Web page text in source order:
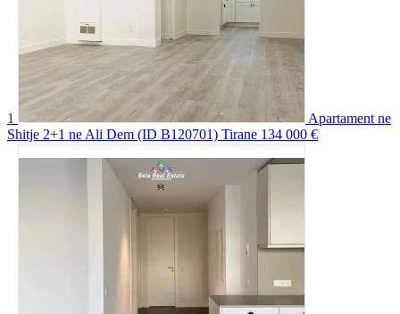
1
Apartament ne
Shitje 2+1 ne Ali Dem (ID B120701) Tirane 134 000 €